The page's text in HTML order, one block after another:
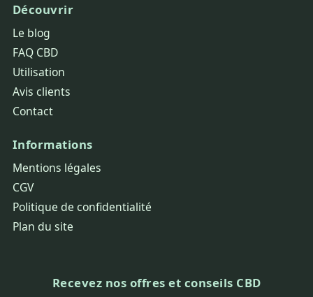
Découvrir
Le blog
FAQ CBD
Utilisation
Avis clients
Contact
Informations
Mentions légales
CGV
Politique de confidentialité
Plan du site
Recevez nos offres et conseils CBD